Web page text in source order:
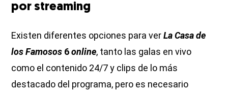
por streaming
Existen diferentes opciones para verLa Casa de
los Famosos 6online, tanto las galas en vivo
como el contenido 24/7 y clips de lo más
destacado del programa, pero es necesario